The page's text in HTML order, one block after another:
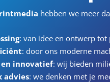
hebben we meer
: van idee en ontwerp
: door ons moderne
en innovatief: wij bieden
advies: we denken met je